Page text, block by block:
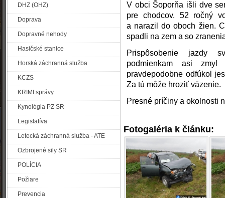
DHZ (OHZ)
Doprava
Dopravné nehody
Hasičské stanice
Horská záchranná služba
KCZS
KRIMI správy
Kynológia PZ SR
Legislatíva
Letecká záchranná služba - ATE
Ozbrojené sily SR
POLÍCIA
Požiare
Prevencia
V obci Šoporňa išli dve
pre chodcov. 52 ročný
a narazil do oboch žien.
spadli na zem a so
Prispôsobenie jazdy
podmienkam asi
pravdepodobne odfúkol
Za tú môže hroziť väzenie.
Presné príčiny a okolnosti
Fotogaléria k článku: